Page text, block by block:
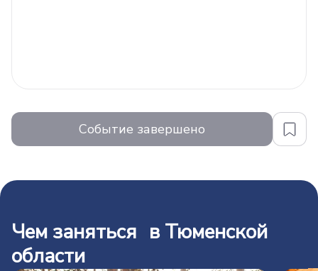
Событие завершено
Чем заняться в Тюменской
области